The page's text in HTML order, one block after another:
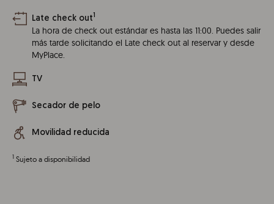
Late check out1
La hora de check out estándar es hasta las 11:00. Puedes salir
más tarde solicitando el Late check out al reservar y desde
MyPlace.
TV
Secador de pelo
Movilidad reducida
1 Sujeto a disponibilidad